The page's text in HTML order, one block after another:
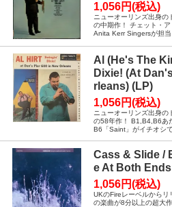
1,056円(税込)
ニューオーリンズ出身の
の中期作！ チェット・
Anita Kerr Singersが担当
Al (He's The
Dixie! (At
rleans) (LP)
1,056円(税込)
ニューオーリンズ出身の
の58年作！ B1,B4,B6あ
B6「Saint」がイチオシで
Cass & Slide /
e At Both
1,056円(税込)
UKのFireレーベルから
の楽曲が8分以上の超大